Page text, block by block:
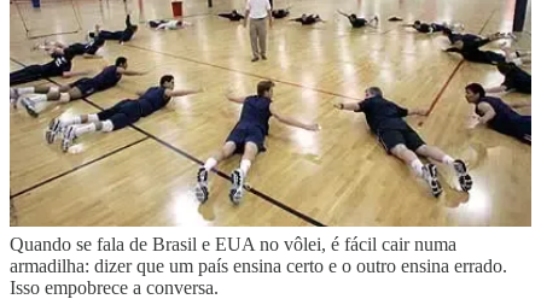
Meu primeiro treinador de força ali tinha pegada defootball. Pesado,
intenso, uma lógica diferente da que eu conhecia. Isso também faz
parte do choque: o atleta pode chegar com base técnica excelente,
mas precisa se adaptar a outra exigência física. De novo — não é
dizer que um modelo é melhor. São culturas diferentes tentando
resolver o mesmo problema: como preparar melhor um atleta para
competir.
O erro é transformar comparação em
julgamento
Quando se fala de Brasil e EUA no vôlei, é fácil cair numa
armadilha: dizer que um país ensina certo e o outro ensina errado.
Isso empobrece a conversa.